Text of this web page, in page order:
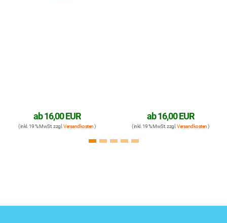
ab16,00 EUR
( inkl. 19 % MwSt. zzgl. Versandkosten)
ab16,00 EUR
( inkl. 19 % MwSt. zzgl. Versandkosten)